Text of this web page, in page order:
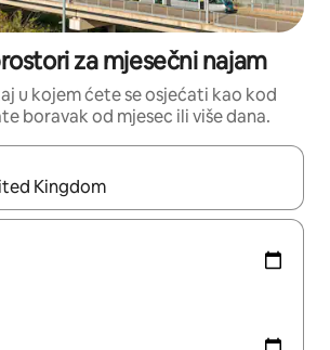
za mjesečni najam
u kojem ćete se osjećati kao kod
boravak od mjesec ili više dana.
rezultati, moći ćete ih pregledati